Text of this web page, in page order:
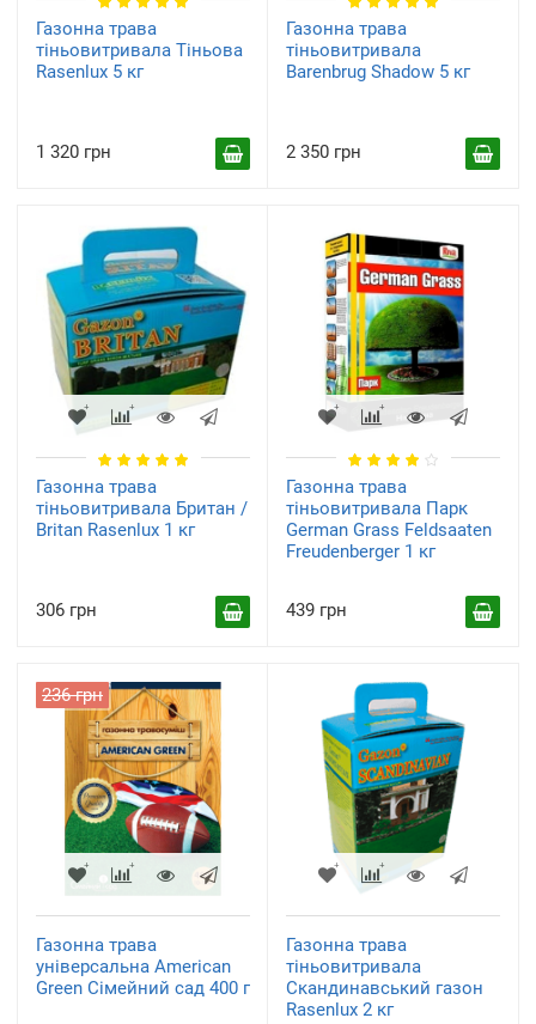
Газонна трава
тіньовитривала Тіньова
Rasenlux 5 кг
1 320 грн
Газонна трава
тіньовитривала
Barenbrug Shadow 5 кг
2 350 грн
Газонна трава
тіньовитривала Британ /
Britan Rasenlux 1 кг
306 грн
Газонна трава
тіньовитривала Парк
German Grass Feldsaaten
Freudenberger 1 кг
439 грн
236 грн
Газонна трава
універсальна American
Green Сімейний сад 400 г
Газонна трава
тіньовитривала
Скандинавський газон
Rasenlux 2 кг